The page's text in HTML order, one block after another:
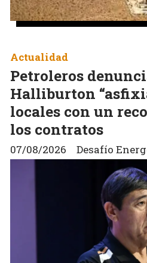
Petroleros
Halliburton
locales con un
los contratos
Desafío
Actualidad
07/08/2026